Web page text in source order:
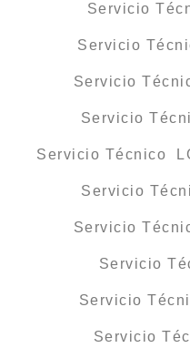
Servicio
Servicio
Servicio
Servicio
Servicio Técnico
Servicio
Servicio
Servicio
Servicio
Servicio